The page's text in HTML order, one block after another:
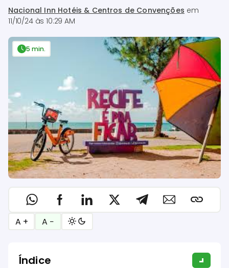
Nacional Inn Hotéis & Centros de Convenções em
11/10/24 às 10:29 AM
5 min.
A + A −
Índice